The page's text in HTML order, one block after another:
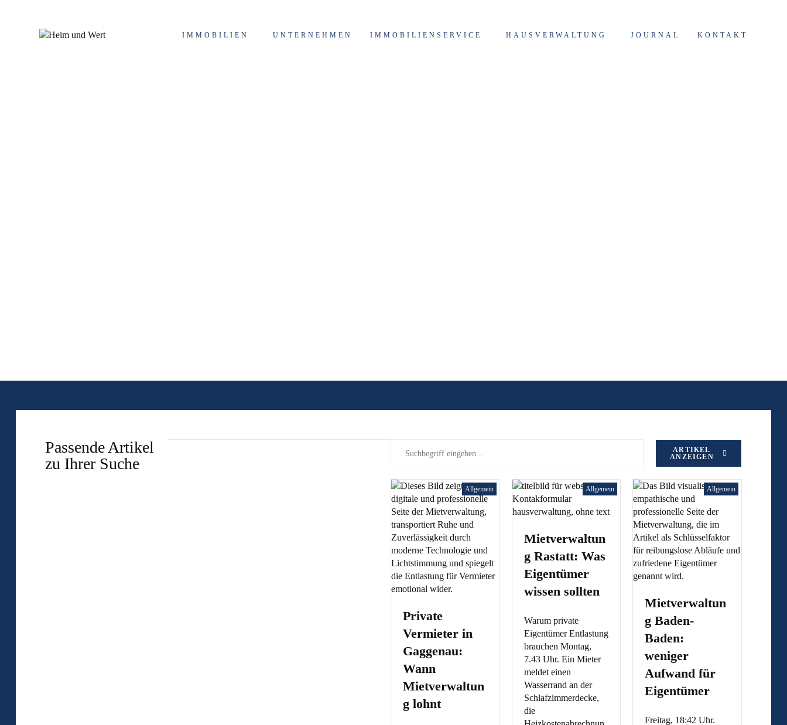
IMMOBILIEN UNTERNEHMEN IMMOBILIENSERVICE HAUSVERWALTUNG JOURNAL KONTAKT
Passende Artikel
zu Ihrer Suche
ARTIKEL
ANZEIGEN
Allgemein
Private
Vermieter in
Gaggenau:
Wann
Mietverwaltun
g lohnt
Allgemein
Mietverwaltun
g Rastatt: Was
Eigentümer
wissen sollten
Warum private
Eigentümer Entlastung
brauchen Montag,
7.43 Uhr. Ein Mieter
meldet einen
Wasserrand an der
Schlafzimmerdecke,
die
Allgemein
Mietverwaltun
g Baden-
Baden:
weniger
Aufwand für
Eigentümer
Freitag, 18:42 Uhr.